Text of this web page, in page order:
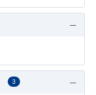
3